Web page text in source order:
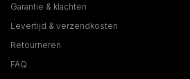
Garantie & klachten
Levertijd & verzendkosten
Retourneren
FAQ